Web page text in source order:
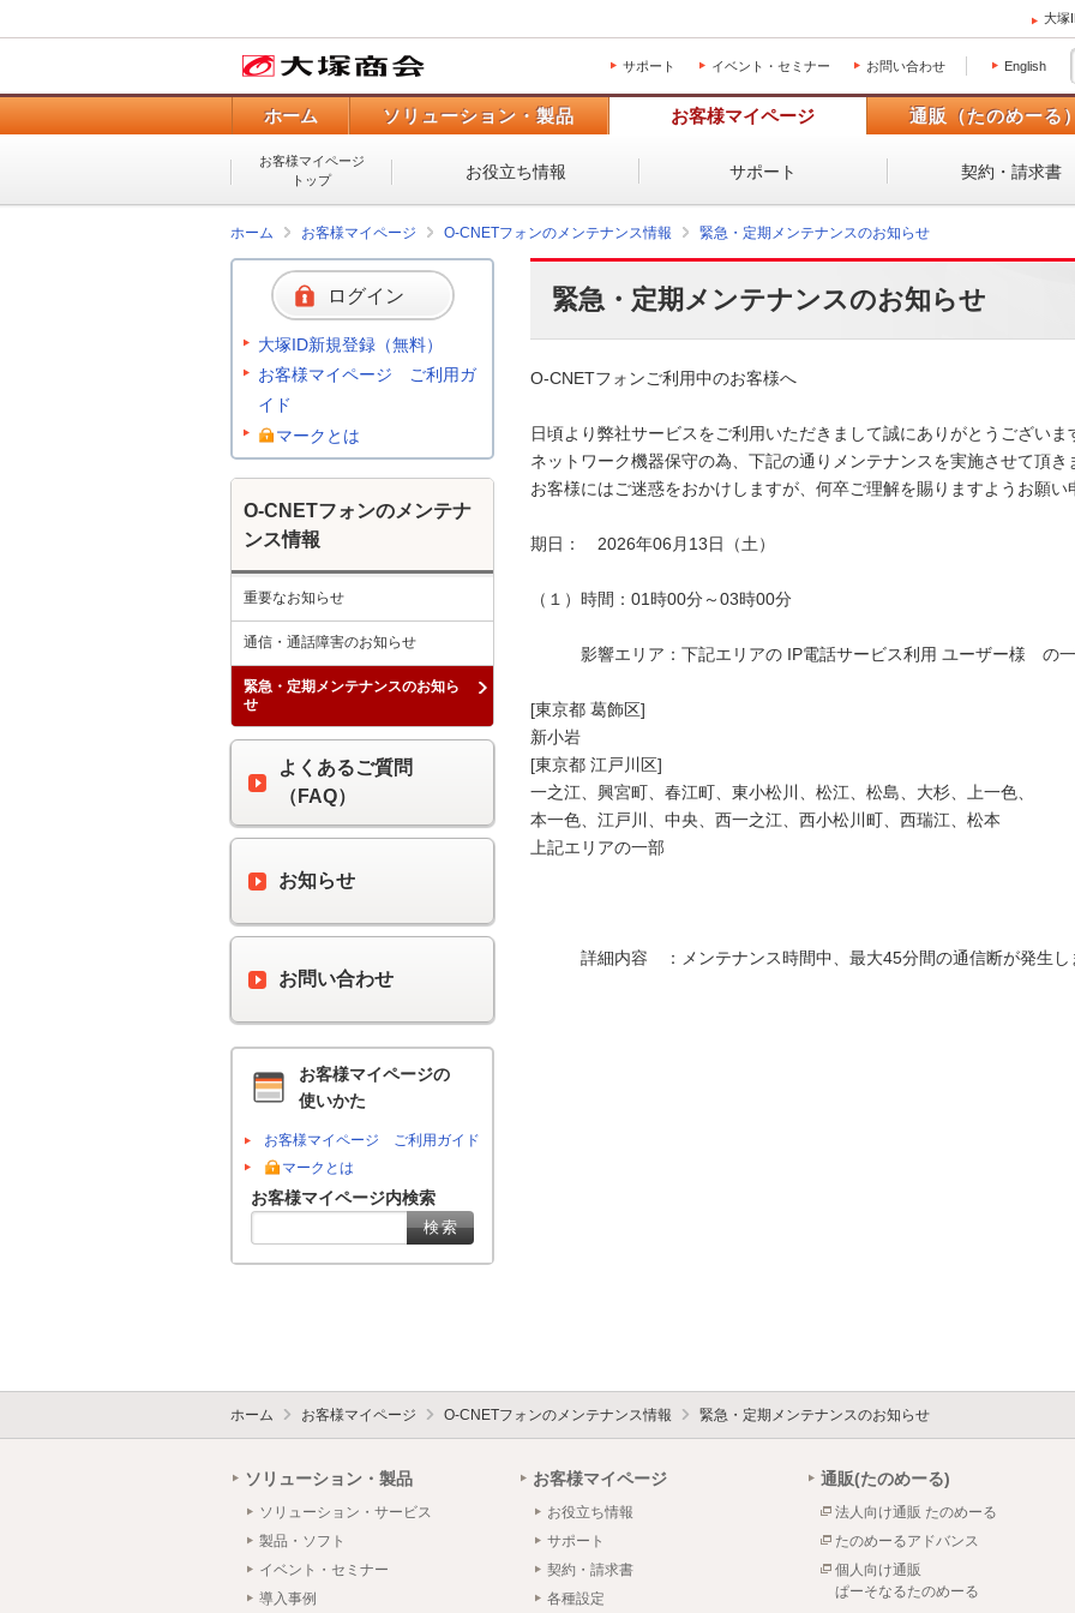
大塚
サポート イベント・セミナー お問い合わせ English
ホーム ソリューション・製品 お客様マイページ 通販（たのめーる）
お客様マイページ
トップ
お役立ち情報 サポート 契約・請求書
ホーム お客様マイページ O-CNETフォンのメンテナンス情報 緊急・定期メンテナンスのお知らせ
緊急・定期メンテナンスのお知らせ
O-CNETフォンご利用中のお客様へ
日頃より弊社サービスをご利用いただきまして誠にありがとうございま
ネットワーク機器保守の為、下記の通りメンテナンスを実施させて頂き
お客様にはご迷惑をおかけしますが、何卒ご理解を賜りますようお願い
期日：　2026年06月13日（土）
（１）時間：01時00分～03時00分
影響エリア：下記エリアの IP電話サービス利用 ユーザー様　の
[東京都 葛飾区]
新小岩
[東京都 江戸川区]
一之江、興宮町、春江町、東小松川、松江、松島、大杉、上一色、
本一色、江戸川、中央、西一之江、西小松川町、西瑞江、松本
上記エリアの一部
詳細内容　：メンテナンス時間中、最大45分間の通信断が発生し
ログイン
大塚ID新規登録（無料）
お客様マイページ ご利用ガ
イド
マークとは
O-CNETフォンのメンテナ
ンス情報
重要なお知らせ
通信・通話障害のお知らせ
緊急・定期メンテナンスのお知ら
せ
よくあるご質問
（FAQ）
お知らせ
お問い合わせ
お客様マイページの
使いかた
お客様マイページ ご利用ガイド
マークとは
お客様マイページ内検索
ホーム お客様マイページ O-CNETフォンのメンテナンス情報 緊急・定期メンテナンスのお知らせ
ソリューション・製品
ソリューション・サービス
製品・ソフト
イベント・セミナー
導入事例
お客様マイページ
お役立ち情報
サポート
契約・請求書
各種設定
通販(たのめーる)
法人向け通販 たのめーる
たのめーるアドバンス
個人向け通販
ぱーそなるたのめーる